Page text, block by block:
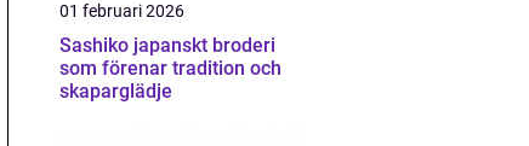
01 februari 2026
Sashiko japanskt broderi
som förenar tradition och
skaparglädje